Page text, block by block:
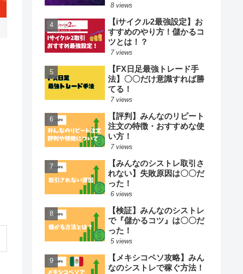
8 views
【iサイクル2最強設定】お
すすめのやり方！儲かるコ
ツとは！？
7 views
【FX日足最強トレード手
法】〇〇だけ意識すれば勝
てる！
7 views
【評判】みんなのリピート
注文の特徴・おすすめな使
い方！
7 views
【みんなのシストレ取引さ
れない】失敗原因は〇〇だ
った！
6 views
【検証】みんなのシストレ
で『儲かるコツ』は〇〇だ
った！
5 views
【メキシコペソ攻略】みん
なのシストレで稼ぐ方法！